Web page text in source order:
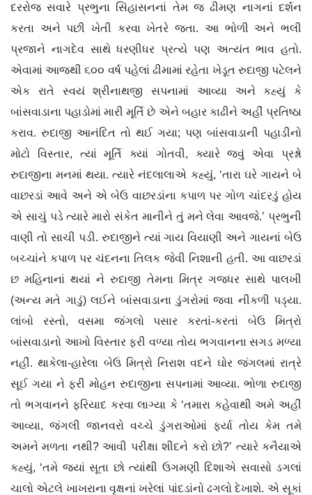
દરરોજ સવારે પ્રભુના સિંહાસનનાં તેમ જ ઢીમણ નાગનાં દર્શન
કરતા અને પછી ખેતી કરવા ખેતરે જતા. આ ભોળી અને ભલી
પ્રજાને નાગદેવ સાથે ધરણીધર પ્રત્યે પણ અત્યંત ભાવ હતો.
એવામાં આજથી ૬૦૦ વર્ષ પહેલાં ઢીમામાં રહેતા ખેડૂત રુદાજી પટેલને
એક રાતે સ્વયં શ્રીનાથજી સપનામાં આવ્યા અને કહ્યું કે
બાંસવાડાના પહાડોમાં મારી મૂર્તિ છે એને બહાર કાઢીને અહીં પ્રતિષ્ઠા
કરાવ. રુદાજી આનંદિત તો થઈ ગયા; પણ બાંસવાડાની પહાડીનો
મોટો વિસ્તાર, ત્યાં મૂર્તિ ક્યાં ગોતવી, ક્યારે જવું એવા પ્રશ્નો
રુદાજીના મનમાં થયા. ત્યારે નંદલાલાએ કહ્યું, ‘તારા ઘરે ગાયને બે
વાછરડાં આવે અને એ બેઉ વાછરડાંના કપાળ પર ગોળ ચાંદરડું હોય
એ સાચું પડે ત્યારે મારો સંકેત માનીને તું મને લેવા આવજે.’ પ્રભુની
વાણી તો સાચી પડી. રુદાજીને ત્યાં ગાય વિયાણી અને ગાયનાં બેઉ
બચ્ચાંને કપાળ પર ચંદનના તિલક જેવી નિશાની હતી. આ વાછરડાં
છ મહિનાનાં થયાં ને રુદાજી તેમના મિત્ર ગજધર સાથે પાલખી
(અન્ય મતે ગાડું) લઈને બાંસવાડાના ડુંગરોમાં જવા નીકળી પડ્યા.
લાંબો રસ્તો, વસમા જંગલો પસાર કરતાં-કરતાં બેઉ મિત્રો
બાંસવાડાનો આખો વિસ્તાર ફરી વળ્યા તોય ભગવાનના સગડ મળ્યા
નહીં. થાકેલા-હારેલા બેઉ મિત્રો નિરાશ વદને ઘોર જંગલમાં રાત્રે
સૂઈ ગયા ને ફરી મોહન રુદાજીના સપનામાં આવ્યા. ભોળા રુદાજી
તો ભગવાનને ફરિયાદ કરવા લાગ્યા કે ‘તમારા કહેવાથી અમે અહીં
આવ્યા, જંગલી જાનવરો વચ્ચે ડુંગરાઓમાં ફર્યા તોય કેમ તમે
અમને મળતા નથી? આવી પરીક્ષા શીદને કરો છો?’ ત્યારે કનૈયાએ
કહ્યું, ‘તમે જ્યાં સૂતા છો ત્યાંથી ઉગમણી દિશાએ સવાસો ડગલાં
ચાલો એટલે ખાખરાના વૃક્ષનાં ખરેલાં પાંદડાંનો ઢગલો દેખાશે. એ સૂકાં